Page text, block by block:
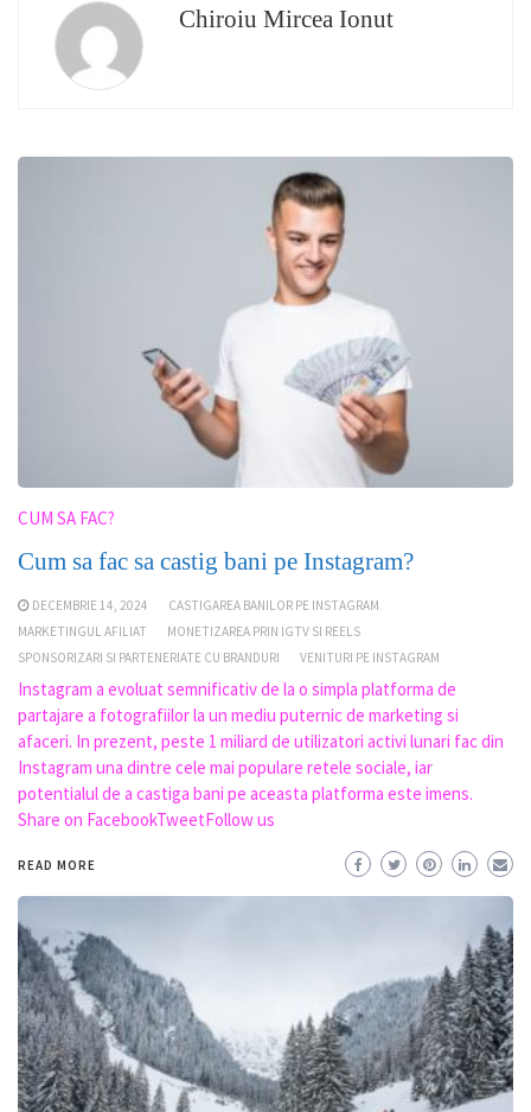
Chiroiu Mircea Ionut
CUM SA FAC?
Cum sa fac sa castig bani pe Instagram?
DECEMBRIE 14, 2024
CASTIGAREA BANILOR PE INSTAGRAM
MARKETINGUL AFILIAT
MONETIZAREA PRIN IGTV SI REELS
SPONSORIZARI SI PARTENERIATE CU BRANDURI
VENITURI PE INSTAGRAM
Instagram a evoluat semnificativ de la o simpla platforma de
partajare a fotografiilor la un mediu puternic de marketing si
afaceri. In prezent, peste 1 miliard de utilizatori activi lunari fac din
Instagram una dintre cele mai populare retele sociale, iar
potentialul de a castiga bani pe aceasta platforma este imens.
Share on FacebookTweetFollow us
READ MORE